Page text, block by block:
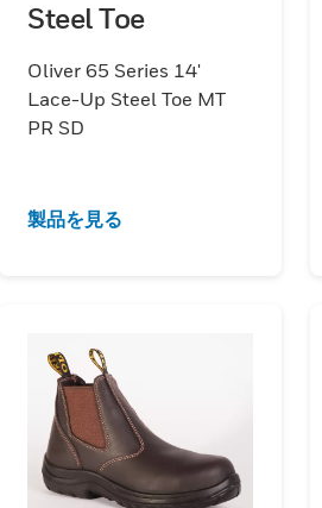
Steel Toe
Oliver 65 Series 14'
Lace-Up Steel Toe MT
PR SD
製品を見る